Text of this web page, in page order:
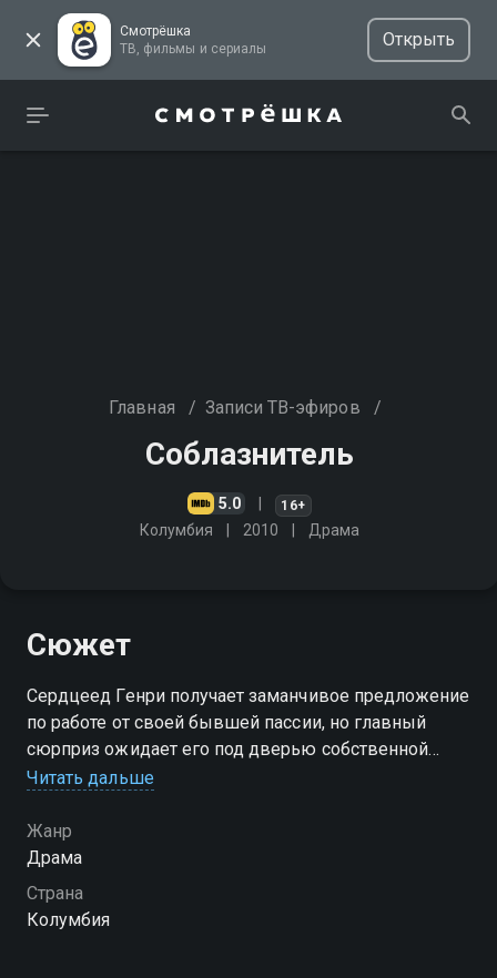
Смотрёшка
ТВ, фильмы и сериалы
Открыть
Главная / Записи ТВ-эфиров /
Соблазнитель
5.0 16+
Колумбия 2010 Драма
Сюжет
Сердцеед Генри получает заманчивое предложение
по работе от своей бывшей пассии, но главный
сюрприз ожидает его под дверью собственной
квартиры: восьмилетняя незнакомая девчушка, к
Читать дальше
Жанр
Драма
Страна
Колумбия